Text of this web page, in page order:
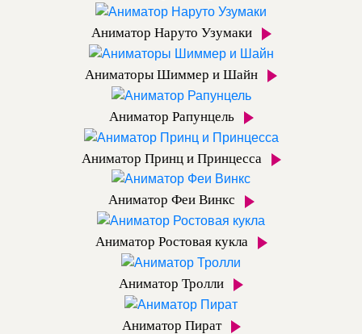
Аниматор Наруто Узумаки
Аниматоры Шиммер и Шайн
Аниматор Рапунцель
Аниматор Принц и Принцесса
Аниматор Феи Винкс
Аниматор Ростовая кукла
Аниматор Тролли
Аниматор Пират